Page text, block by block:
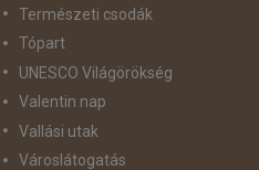
Természeti csodák
Tópart
UNESCO Világörökség
Valentin nap
Vallási utak
Városlátogatás